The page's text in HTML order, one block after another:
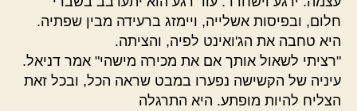
חלום, ובפיסות אשלייה, ויימזג ברעידה מבין שפתיה.
היא טחבה את הג'ואינט לפיה, והציתה.
"רציתי לשאול אותך אם את מכירה מישהי" אמר דניאל.
עיניה של הקשישה נפערו במבט שראה הכל, ובכל זאת
הצליח להיות מופתע. היא התרגלה